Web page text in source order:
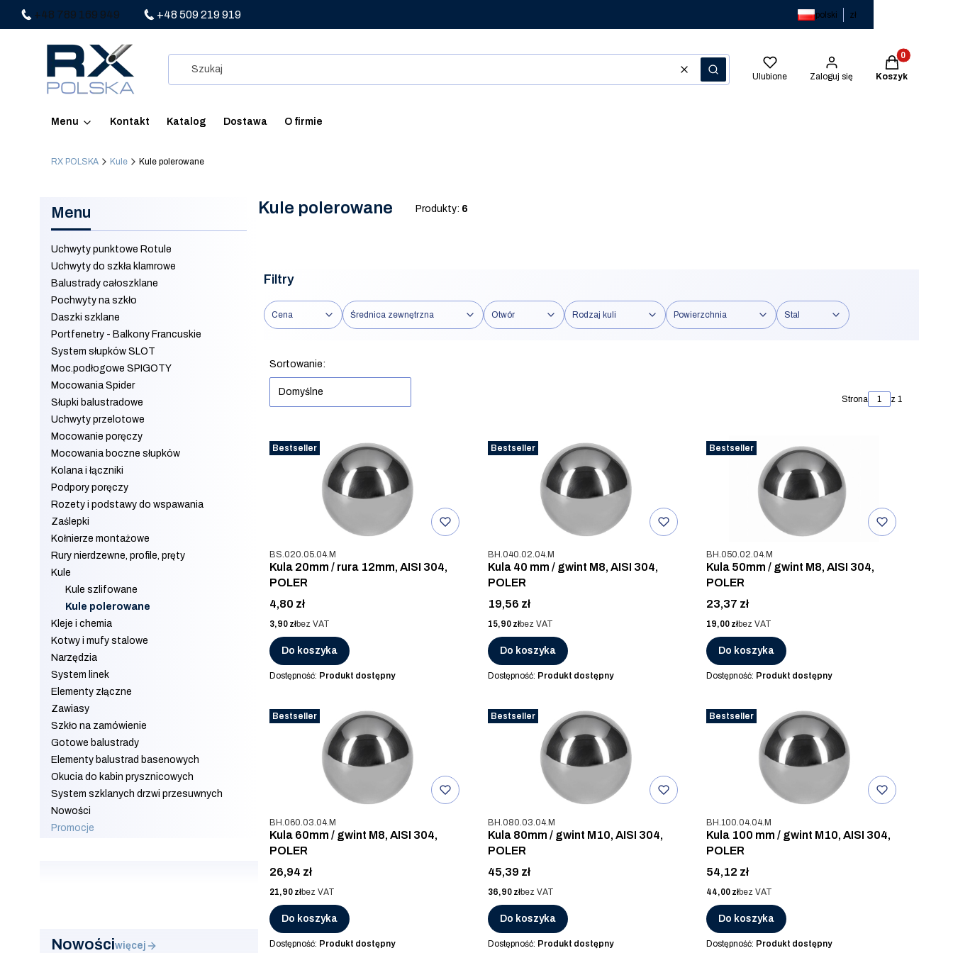
+48 789 169 949 +48 509 219 919 polski zł
WyczyśćSzukaj Ulubione Zaloguj się
Produkty w
Koszyk
Menu Kontakt Katalog Dostawa O firmie
RX POLSKA Kule Kule polerowane
Menu
Uchwyty punktowe Rotule
Uchwyty do szkła klamrowe
Balustrady całoszklane
Pochwyty na szkło
Daszki szklane
Portfenetry - Balkony Francuskie
System słupków SLOT
Moc.podłogowe SPIGOTY
Mocowania Spider
Słupki balustradowe
Uchwyty przelotowe
Mocowanie poręczy
Mocowania boczne słupków
Kolana i łączniki
Podpory poręczy
Rozety i podstawy do wspawania
Zaślepki
Kołnierze montażowe
Rury nierdzewne, profile, pręty
Kule
Kule szlifowane
Kule polerowane
Kleje i chemia
Kotwy i mufy stalowe
Narzędzia
System linek
Elementy złączne
Zawiasy
Szkło na zamówienie
Gotowe balustrady
Elementy balustrad basenowych
Okucia do kabin prysznicowych
System szklanych drzwi przesuwnych
Nowości
Promocje
Nowościwięcej
Kule polerowane Produkty: 6
Filtry
Cena Średnica zewnętrzna Otwór Rodzaj kuli Powierzchnia Stal
Lista produktów
Sortowanie:
Domyślne
Strona z 1
Bestseller
Kod produktu
BS.020.05.04.M
Kula 20mm / rura 12mm, AISI 304,
POLER
Cena
4,80 zł
Cena
3,90 złbez VAT
Do koszyka
Dostępność: Produkt dostępny
Bestseller
Kod produktu
BH.040.02.04.M
Kula 40 mm / gwint M8, AISI 304,
POLER
Cena
19,56 zł
Cena
15,90 złbez VAT
Do koszyka
Dostępność: Produkt dostępny
Bestseller
Kod produktu
BH.050.02.04.M
Kula 50mm / gwint M8, AISI 304,
POLER
Cena
23,37 zł
Cena
19,00 złbez VAT
Do koszyka
Dostępność: Produkt dostępny
Bestseller
Kod produktu
BH.060.03.04.M
Kula 60mm / gwint M8, AISI 304,
POLER
Cena
26,94 zł
Cena
21,90 złbez VAT
Do koszyka
Dostępność: Produkt dostępny
Bestseller
Kod produktu
BH.080.03.04.M
Kula 80mm / gwint M10, AISI 304,
POLER
Cena
45,39 zł
Cena
36,90 złbez VAT
Do koszyka
Dostępność: Produkt dostępny
Bestseller
Kod produktu
BH.100.04.04.M
Kula 100 mm / gwint M10, AISI 304,
POLER
Cena
54,12 zł
Cena
44,00 złbez VAT
Do koszyka
Dostępność: Produkt dostępny